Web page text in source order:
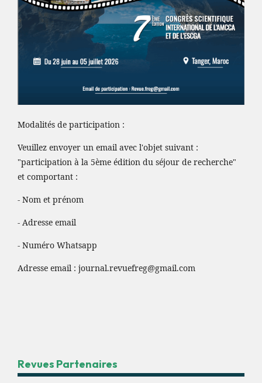
Modalités de participation :
Veuillez envoyer un email avec l'objet suivant :
"participation à la 5ème édition du séjour de recherche"
et comportant :
- Nom et prénom
- Adresse email
- Numéro Whatsapp
Adresse email : journal.revuefreg@gmail.com
Revues Partenaires